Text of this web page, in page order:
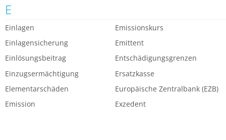
E
Einlagen
Einlagensicherung
Einlösungsbeitrag
Einzugsermächtigung
Elementarschäden
Emission
Emissionskurs
Emittent
Entschädigungsgrenzen
Ersatzkasse
Europäische Zentralbank (EZB)
Exzedent